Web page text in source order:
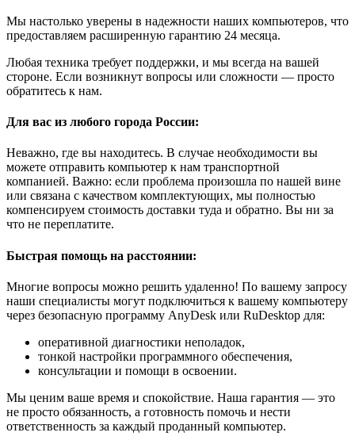
Мы настолько уверены в надежности наших компьютеров, что
предоставляем расширенную гарантию 24 месяца.
Любая техника требует поддержки, и мы всегда на вашей
стороне. Если возникнут вопросы или сложности — просто
обратитесь к нам.
Для вас из любого города России:
Неважно, где вы находитесь. В случае необходимости вы
можете отправить компьютер к нам транспортной
компанией. Важно: если проблема произошла по нашей вине
или связана с качеством комплектующих, мы полностью
компенсируем стоимость доставки туда и обратно. Вы ни за
что не переплатите.
Быстрая помощь на расстоянии:
Многие вопросы можно решить удаленно! По вашему запросу
наши специалисты могут подключиться к вашему компьютеру
через безопасную программу AnyDesk или RuDesktop для:
оперативной диагностики неполадок,
тонкой настройки программного обеспечения,
консультации и помощи в освоении.
Мы ценим ваше время и спокойствие. Наша гарантия — это
не просто обязанность, а готовность помочь и нести
ответственность за каждый проданный компьютер.